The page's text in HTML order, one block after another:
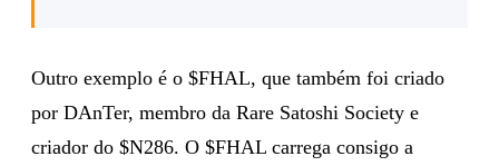
Outro exemplo é o $FHAL, que também foi criado
por DAnTer, membro da Rare Satoshi Society e
criador do $N286. O $FHAL carrega consigo a